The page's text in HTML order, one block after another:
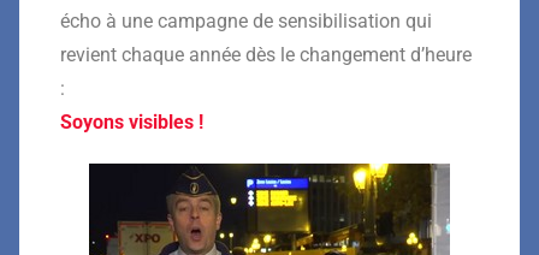
écho à une campagne de sensibilisation qui
revient chaque année dès le changement d’heure
:
Soyons visibles !